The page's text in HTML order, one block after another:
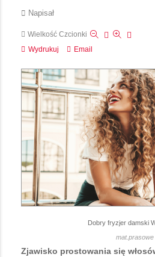
Napisał
Wielkość Czcionki
Wydrukuj
Email
Dobry fryzjer damski
mat.prasowe
Zjawisko prostowania się